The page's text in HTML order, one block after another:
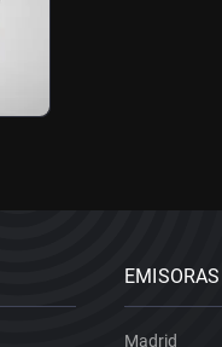
EMISORAS
Madrid